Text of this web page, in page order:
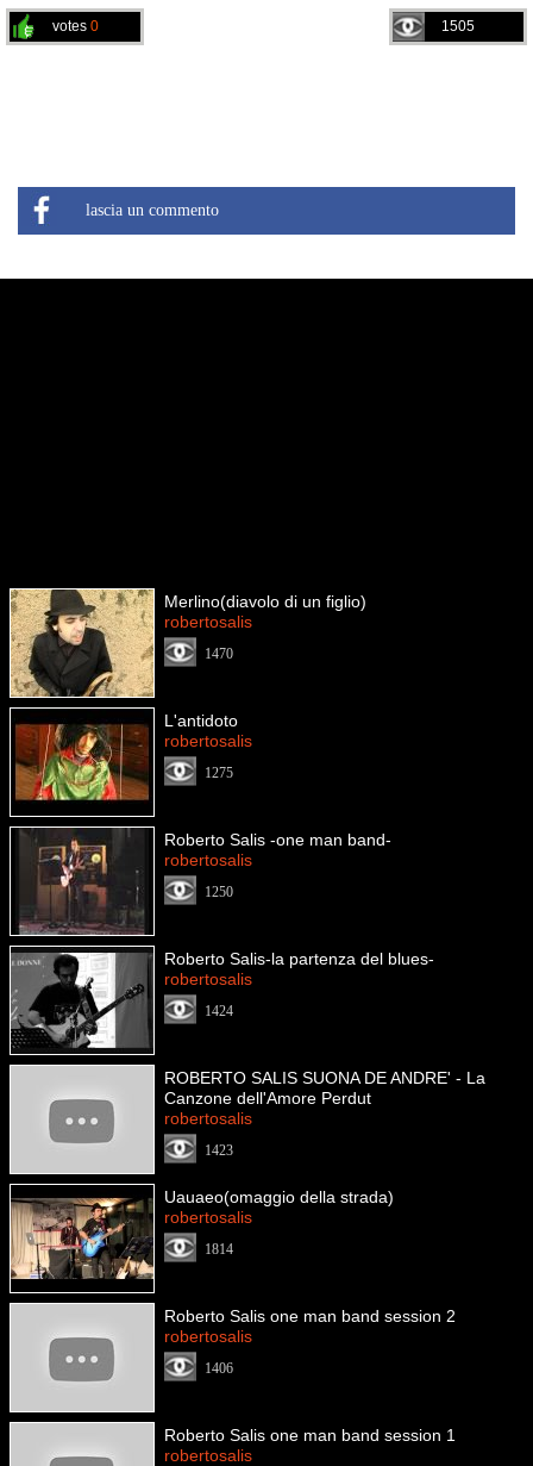
1505
votes 0
lascia un commento
Merlino(diavolo di un figlio)
robertosalis
1470
L'antidoto
robertosalis
1275
Roberto Salis -one man band-
robertosalis
1250
Roberto Salis-la partenza del blues-
robertosalis
1424
ROBERTO SALIS SUONA DE ANDRE' - La
Canzone dell'Amore Perdut
robertosalis
1423
Uauaeo(omaggio della strada)
robertosalis
1814
Roberto Salis one man band session 2
robertosalis
1406
Roberto Salis one man band session 1
robertosalis